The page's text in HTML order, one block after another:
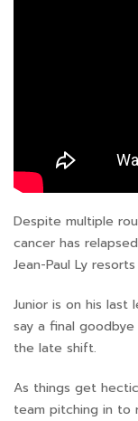
Despite multiple
cancer has
Jean-Paul Ly
Junior is on his last
say a final goodbye
the late shift.
As things get
team pitching in to